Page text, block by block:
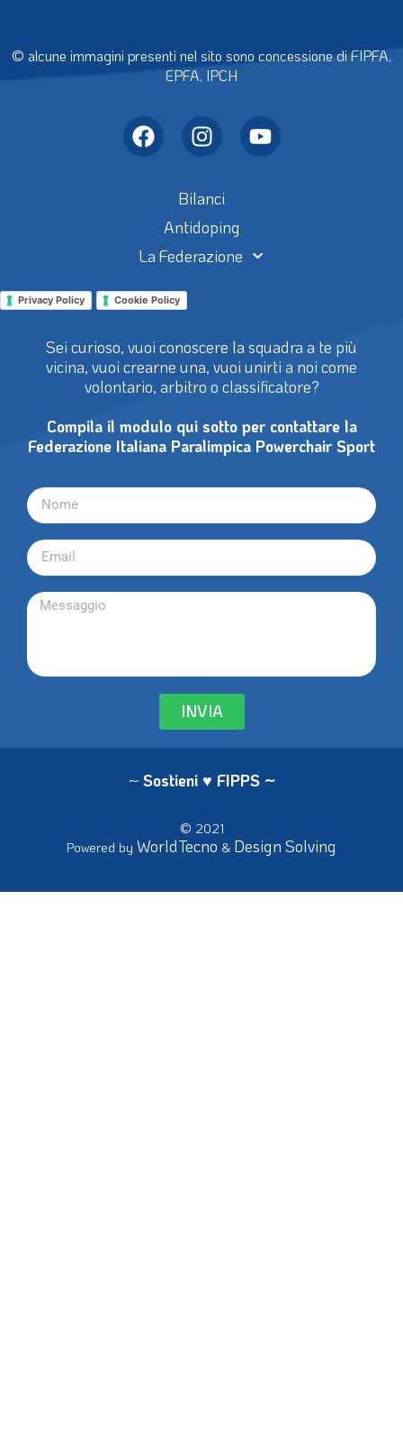
© alcune immagini presenti nel sito sono concessione di FIPFA,
EPFA, IPCH
Bilanci
Antidoping
La Federazione
Privacy Policy Cookie Policy
Sei curioso, vuoi conoscere la squadra a te più
vicina, vuoi crearne una, vuoi unirti a noi come
volontario, arbitro o classificatore?
Compila il modulo qui sotto per contattare la
Federazione Italiana Paralimpica Powerchair Sport
INVIA
~ Sostieni ♥ FIPPS ~
© 2021
Powered by WorldTecno & Design Solving